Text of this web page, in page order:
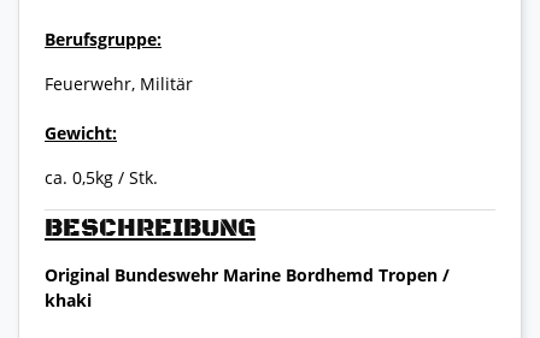
BESCHREIBUNG
Original Bundeswehr Marine Bordhemd Tropen /
khaki
Berufsgruppe:
Feuerwehr, Militär
Gewicht:
ca. 0,5kg / Stk.